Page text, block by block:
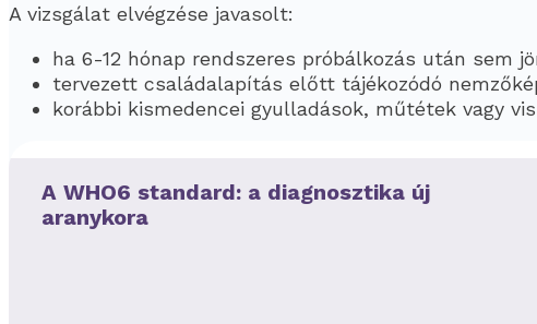
A vizsgálat elvégzése javasolt:
ha 6-12 hónap rendszeres próbálkozás után sem
tervezett családalapítás előtt tájékozódó
korábbi kismedencei gyulladások, műtétek vagy
A WHO6 standard: a diagnosztika új
aranykora